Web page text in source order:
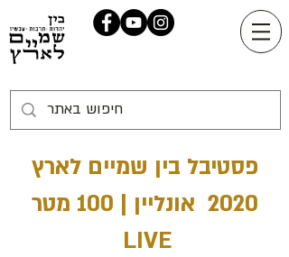
פסטיבל בין שמיים לארץ
2020 אונליין | 100 מטר
LIVE